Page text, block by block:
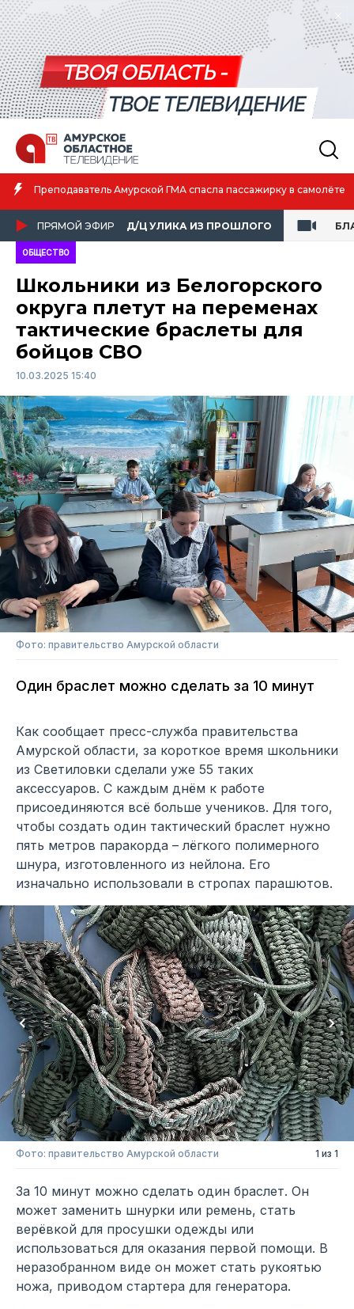
Амурская спортсменка выиграла первенство России по лёгкой
атлетике
ПРЯМОЙ ЭФИР Д/Ц УЛИКА ИЗ ПРОШЛОГО
ОБЩЕСТВО
Школьники из Белогорского
округа плетут на переменах
тактические браслеты для
бойцов СВО
10.03.2025 15:40
Фото: правительство Амурской области
Один браслет можно сделать за 10 минут
Как сообщает пресс-служба правительства
Амурской области, за короткое время школьники
из Светиловки сделали уже 55 таких
аксессуаров. С каждым днём к работе
присоединяются всё больше учеников. Для того,
чтобы создать один тактический браслет нужно
пять метров паракорда – лёгкого полимерного
шнура, изготовленного из нейлона. Его
изначально использовали в стропах парашютов.
Фото: правительство Амурской области 1 из 1
За 10 минут можно сделать один браслет. Он
может заменить шнурки или ремень, стать
верёвкой для просушки одежды или
использоваться для оказания первой помощи. В
неразобранном виде он может стать рукоятью
ножа, приводом стартера для генератора.